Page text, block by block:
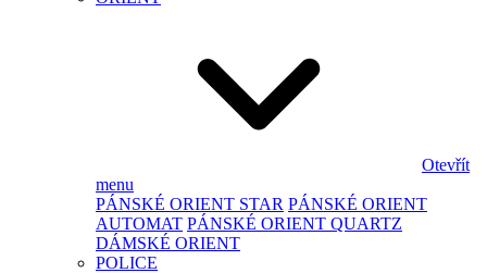
Otevřít
menu
PÁNSKÉ ORIENT STAR PÁNSKÉ ORIENT
AUTOMAT PÁNSKÉ ORIENT QUARTZ
DÁMSKÉ ORIENT
POLICE